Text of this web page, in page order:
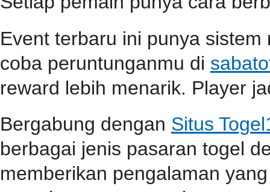
Event terbaru ini punya
coba peruntunganmu di
reward lebih menarik. Player
Bergabung dengan Situs
berbagai jenis pasaran togel
memberikan pengalaman